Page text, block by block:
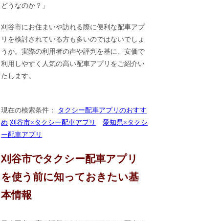
どうなのか？」
刈谷市にお住まいや訪れる際に便利な配車アプ
リを検討されている方も多いのではないでしょ
うか。実際の利用者の声や評判を基に、安価で
利用しやすく人気の高い配車アプリをご紹介い
たします。
現在の検索条件：
タクシー配車アプリのおすす
め 刈谷市×タクシー配車アプリ
愛知県×タクシ
ー配車アプリ
刈谷市でタクシー配車アプリ
を使う前に知っておきたい基
本情報